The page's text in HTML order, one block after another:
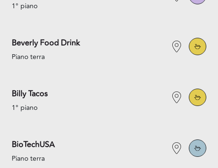
1° piano
Beverly Food Drink
Piano terra
Billy Tacos
1° piano
BioTechUSA
Piano terra